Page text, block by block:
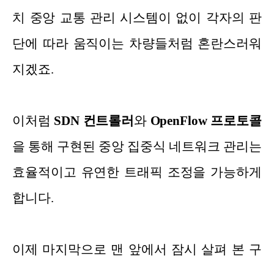
치 중앙 교통 관리 시스템이 없이 각자의 판
단에 따라 움직이는 차량들처럼 혼란스러워
지겠죠.
이처럼 SDN 컨트롤러 와 OpenFlow 프로토콜
을 통해 구현된 중앙 집중식 네트워크 관리는
효율적이고 유연한 트래픽 조정을 가능하게
합니다.
이제 마지막으로 맨 앞에서 잠시 살펴 본 구